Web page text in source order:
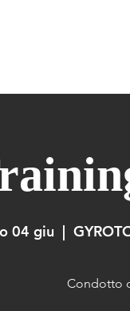
04 giu
  |
Condotto